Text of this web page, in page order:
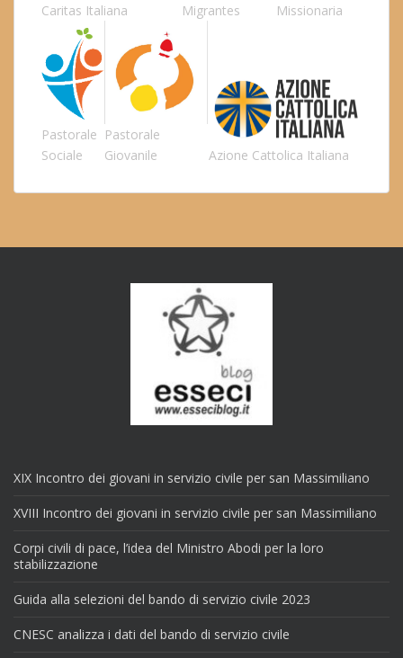
Caritas Italiana
Migrantes
Missionaria
Pastorale
Sociale
Pastorale
Giovanile
Azione Cattolica Italiana
XIX Incontro dei giovani in servizio civile per san Massimiliano
XVIII Incontro dei giovani in servizio civile per san Massimiliano
Corpi civili di pace, l’idea del Ministro Abodi per la loro
stabilizzazione
Guida alla selezioni del bando di servizio civile 2023
CNESC analizza i dati del bando di servizio civile